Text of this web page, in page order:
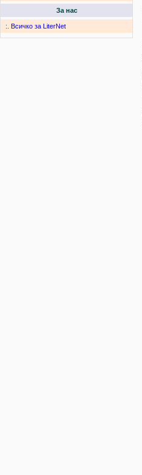
За нас
:. Всичко за LiterNet